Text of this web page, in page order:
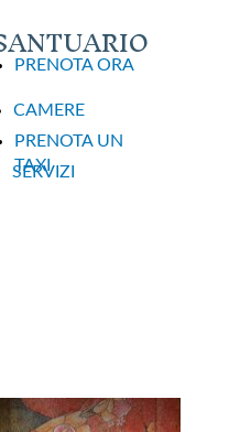
PRENOTA ORA
CAMERE
SERVIZI
PRENOTA UN
TAXI